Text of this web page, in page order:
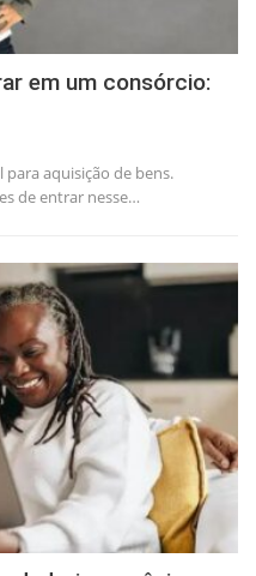
em um consórcio:
aquisição de bens.
de entrar nesse…